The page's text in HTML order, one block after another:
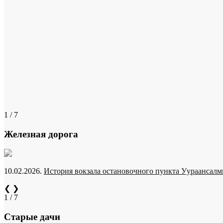
1 / 7
Железная дорога
10.02.2026. История вокзала остановочного пункта
❮ ❯
1 / 7
Старые дачи